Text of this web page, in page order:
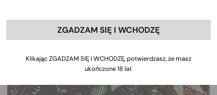
ZGADZAM SIĘ I WCHODZĘ
Klikając ZGADZAM SIĘ I WCHODZĘ, potwierdzasz, że masz
ukończone 18 lat